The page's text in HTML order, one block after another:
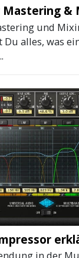
&
und
Du alles, was